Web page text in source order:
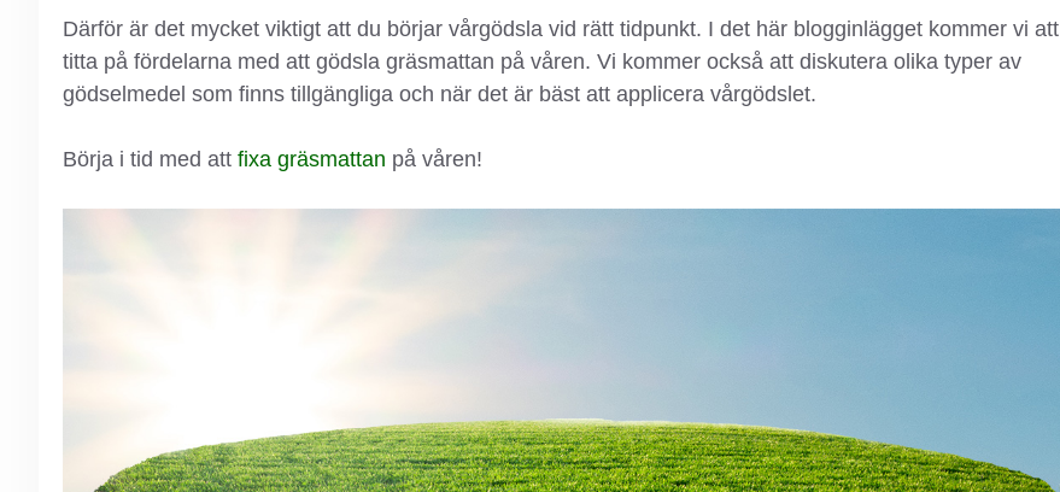
Därför är det mycket viktigt att du börjar vårgödsla vid rätt tidpunkt. I det här blogginlägget kommer vi att
titta på fördelarna med att gödsla gräsmattan på våren. Vi kommer också att diskutera olika typer av
gödselmedel som finns tillgängliga och när det är bäst att applicera vårgödslet.
Börja i tid med att fixa gräsmattan på våren!